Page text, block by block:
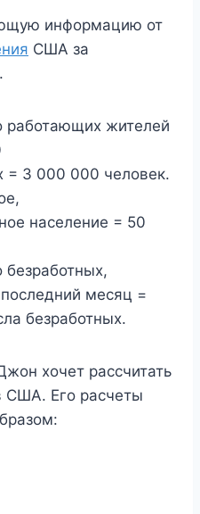
информацию от
США за
работающих жителей
= 3 000 000 человек.
население = 50
месяц =
безработных.
хочет рассчитать
США. Его расчеты